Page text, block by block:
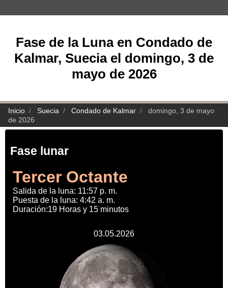
Fase de la Luna en Condado de
Kalmar, Suecia el domingo, 3 de
mayo de 2026
Inicio Suecia Condado de Kalmar
domingo, 3 de mayo
de 2026
Fase lunar
Tercer Octante
Salida de la luna: 11:57 p. m.
Puesta de la luna: 4:42 a. m.
Duración:19 Horas y 15 minutos
03.05.2026